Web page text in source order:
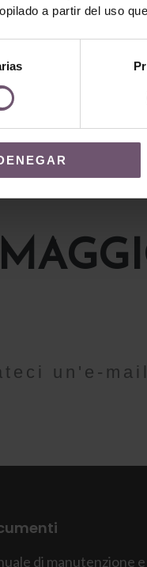
a partir del uso
ZC211 – 10×10
un'e-
di manutenzione e